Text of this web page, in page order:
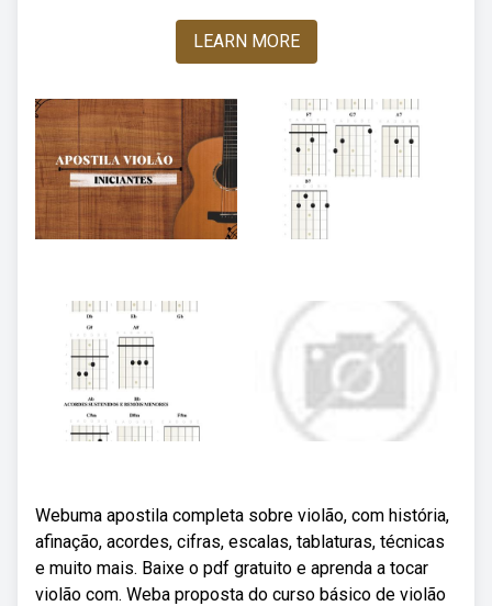
LEARN MORE
Webuma apostila completa sobre violão, com história,
afinação, acordes, cifras, escalas, tablaturas, técnicas
e muito mais. Baixe o pdf gratuito e aprenda a tocar
violão com. Weba proposta do curso básico de violão